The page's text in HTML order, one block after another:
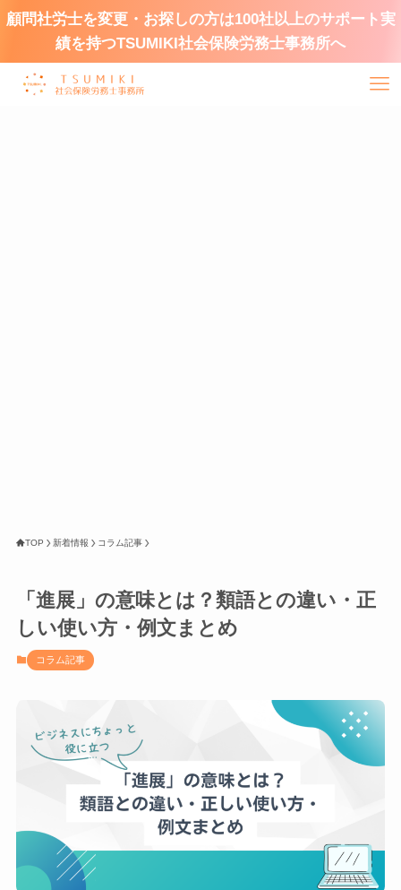
顧問社労士を変更・お探しの方は100社以上のサポート実
績を持つTSUMIKI社会保険労務士事務所へ
TOP 新着情報 コラム記事
「進展」の意味とは？類語との違い・正
しい使い方・例文まとめ
コラム記事